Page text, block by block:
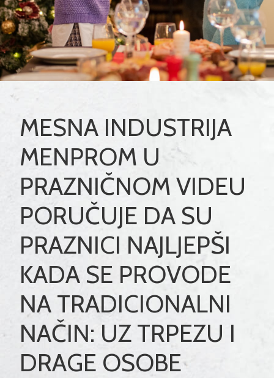
MESNA INDUSTRIJA
MENPROM U
PRAZNIČNOM VIDEU
PORUČUJE DA SU
PRAZNICI NAJLJEPŠI
KADA SE PROVODE
NA TRADICIONALNI
NAČIN: UZ TRPEZU I
DRAGE OSOBE